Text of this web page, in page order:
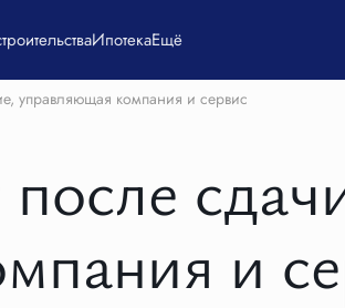
ИпотекаЕщё
управляющая компания и сервис
и